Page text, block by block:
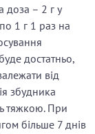
доза – 2 г у
1 г 1 раз на
достатньо,
від
збудника
тяжкою. При
більше 7 днів